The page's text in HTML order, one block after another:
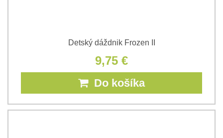
Detský dáždnik Frozen II
9,75 €
Do košíka